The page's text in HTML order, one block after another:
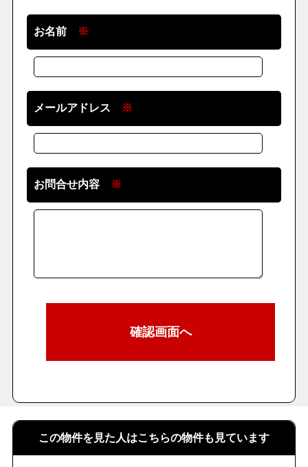
お名前 ※
メールアドレス ※
お問合せ内容 ※
この物件を見た人はこちらの物件も見ています